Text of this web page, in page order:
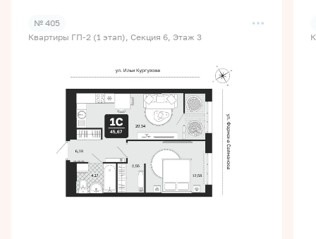
№ 405
Квартиры ГП-2 (1 этап), Секция 6, Этаж 3